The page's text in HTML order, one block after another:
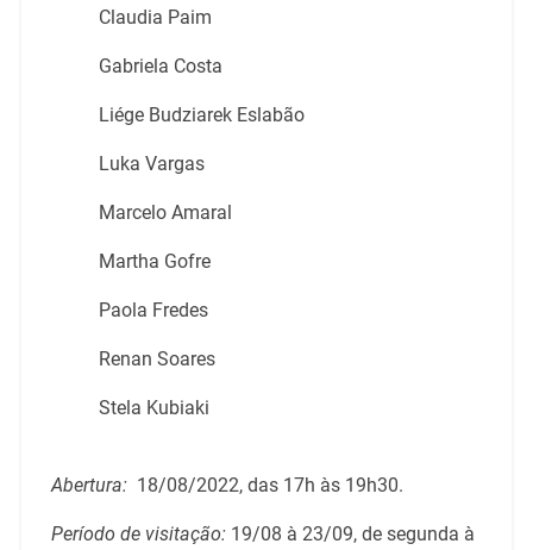
Claudia Paim
Gabriela Costa
Liége Budziarek Eslabão
Luka Vargas
Marcelo Amaral
Martha Gofre
Paola Fredes
Renan Soares
Stela Kubiaki
Abertura: 18/08/2022, das 17h às 19h30.
Período de visitação: 19/08 à 23/09, de segunda à